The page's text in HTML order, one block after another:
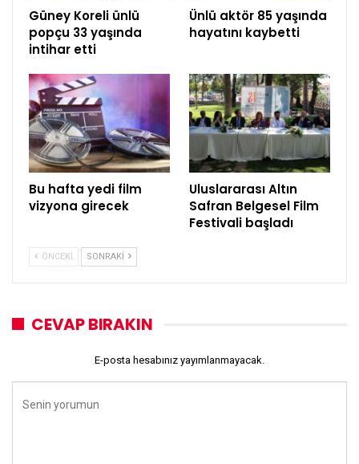
Güney Koreli ünlü
popçu 33 yaşında
intihar etti
Ünlü aktör 85 yaşında
hayatını kaybetti
Bu hafta yedi film
vizyona girecek
Uluslararası Altın
Safran Belgesel Film
Festivali başladı
ÖNCEKI SONRAKI
CEVAP BIRAKIN
E-posta hesabınız yayımlanmayacak.